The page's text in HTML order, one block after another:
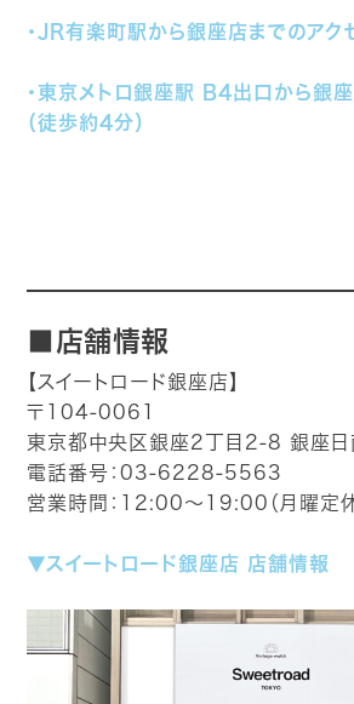
・JR有楽町駅から銀座店までのアク
・東京メトロ銀座駅 B4出口から銀
（徒歩約4分）
■店舗情報
【スイートロード銀座店】
〒104-0061
東京都中央区銀座2丁目2-8 銀座日
電話番号：03-6228-5563
営業時間：12:00～19:00（月曜定休
▼スイートロード銀座店 店舗情報